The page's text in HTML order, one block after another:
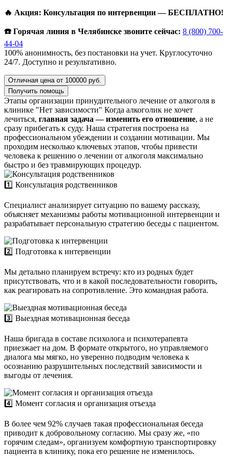
🔥 Акция: Консультация по интервенции — БЕСПЛАТНО!
☎️ Горячая линия в Челябинске звоните сейчас: 8 (800) 700-
44-04
100% анонимность, без постановки на учет. Круглосуточно
24/7. Доступно и результативно.
Отличная цена от 100000 руб.
Получить помощь
Этапы организации принудительного лечение от алкоголя в
клинике "Нет зависимости" Когда алкоголик не хочет
лечиться, главная задача — изменить его отношение, а не
сразу прибегать к суду. Наша стратегия построена на
профессиональном убеждении и создании мотивации. Мы
проходим несколько ключевых этапов, чтобы привести
человека к решению о лечении от алкоголя максимально
быстро и без травмирующих процедур.
1️⃣ Консультация родственников
Специалист анализирует ситуацию по вашему рассказу,
объясняет механизмы работы мотивационной интервенции и
разрабатывает персональную стратегию беседы с пациентом.
2️⃣ Подготовка к интервенции
Мы детально планируем встречу: кто из родных будет
присутствовать, что и в какой последовательности говорить,
как реагировать на сопротивление. Это командная работа.
3️⃣ Выездная мотивационная беседа
Наша бригада в составе психолога и психотерапевта
приезжает на дом. В формате открытого, но управляемого
диалога мы мягко, но уверенно подводим человека к
осознанию разрушительных последствий зависимости и
выгоды от лечения.
4️⃣ Момент согласия и организация отъезда
В более чем 92% случаев такая профессиональная беседа
приводит к добровольному согласию. Мы сразу же, «по
горячим следам», организуем комфортную транспортировку
пациента в клинику, пока его решение не изменилось.